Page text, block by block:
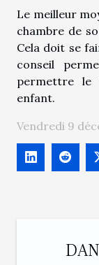
Le meilleur
chambre de
Cela doit se
conseil
permettre
enfant.
Vendredi 9